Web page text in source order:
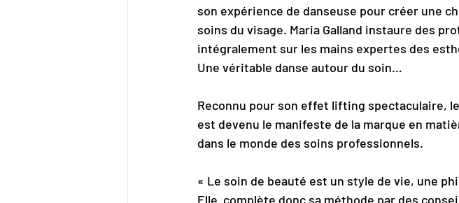
son expérience de danseuse pour créer une
soins du visage. Maria Galland instaure des
intégralement sur les mains expertes des
Une véritable danse autour du soin…
Reconnu pour son effet lifting spectaculaire,
est devenu le manifeste de la marque en
dans le monde des soins professionnels.
« Le soin de beauté est un style de vie, une
Elle  complète donc sa méthode par des